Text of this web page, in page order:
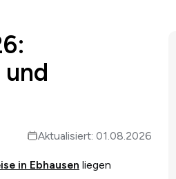
Aktualisiert: 01.08.2026
in Ebhausen liegen